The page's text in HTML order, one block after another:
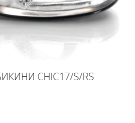
CHIC17/S/RS